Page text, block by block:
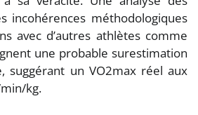
incohérences méthodologiques
avec d’autres athlètes comme
une probable surestimation
suggérant un VO2max réel aux
kg.